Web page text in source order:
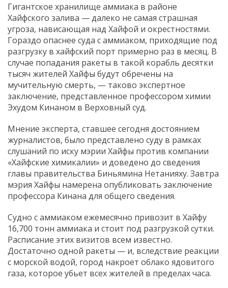
Гигантское хранилище аммиака в районе
Хайфского залива — далеко не самая страшная
угроза, нависающая над Хайфой и окрестностями.
Гораздо опаснее суда с аммиаком, приходящие под
разгрузку в хайфский порт примерно раз в месяц. В
случае попадания ракеты в такой корабль десятки
тысяч жителей Хайфы будут обречены на
мучительную смерть, — таково экспертное
заключение, представленное профессором химии
Эхудом Кинаном в Верховный суд.
Мнение эксперта, ставшее сегодня достоянием
журналистов, было представлено суду в рамках
слушаний по иску мэрии Хайфы против компании
«Хайфские химикалии» и доведено до сведения
главы правительства Биньямина Нетанияху. Завтра
мэрия Хайфы намерена опубликовать заключение
профессора Кинана для общего сведения.
Судно с аммиаком ежемесячно привозит в Хайфу
16,700 тонн аммиака и стоит под разгрузкой сутки.
Расписание этих визитов всем известно.
Достаточно одной ракеты — и, вследствие реакции
с морской водой, город накроет облако ядовитого
газа, которое убьет всех жителей в пределах часа.